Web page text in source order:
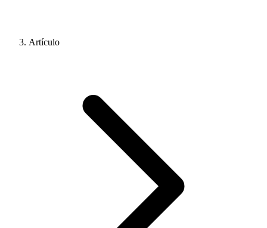
Artículo